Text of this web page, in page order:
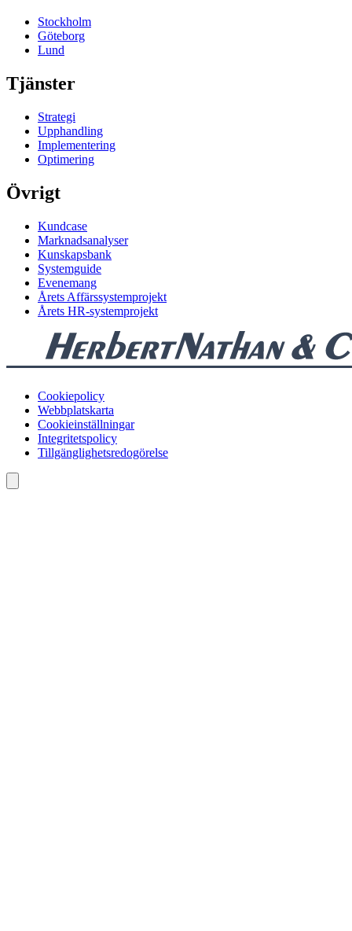
Stockholm
Göteborg
Lund
Tjänster
Strategi
Upphandling
Implementering
Optimering
Övrigt
Kundcase
Marknadsanalyser
Kunskapsbank
Systemguide
Evenemang
Årets Affärssystemprojekt
Årets HR-systemprojekt
Cookiepolicy
Webbplatskarta
Cookieinställningar
Integritetspolicy
Tillgänglighetsredogörelse